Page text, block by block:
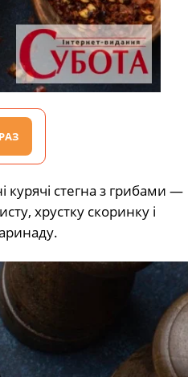
курячі стегна з грибами —
хрустку скоринку і